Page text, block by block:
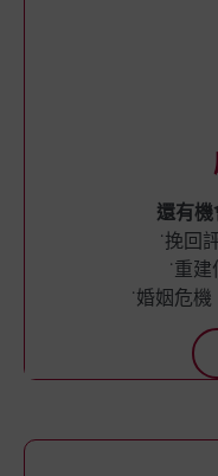
還有機
˙挽回
˙重
˙婚姻危